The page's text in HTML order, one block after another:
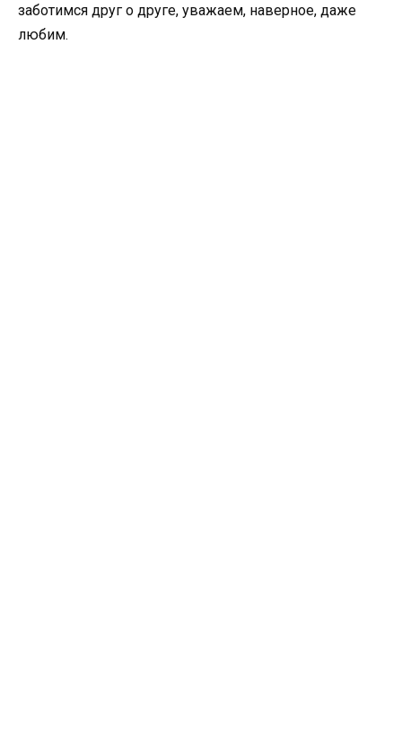
заботимся друг о друге, уважаем, наверное, даже
любим.